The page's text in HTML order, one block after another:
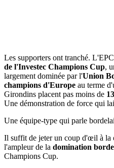
Les supporters ont tranché.
de l'Investec Champions Cup,
largement dominée par l'Union
champions d'Europe au terme
Girondins placent pas moins de
Une démonstration de force qui
Une équipe-type qui parle
Il suffit de jeter un coup d'œil à la
l'ampleur de la domination
Champions Cup.